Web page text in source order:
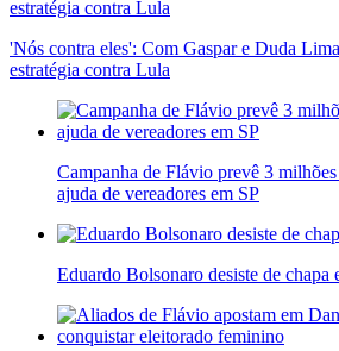
'Nós contra eles': Com Gaspar e Duda
estratégia contra Lula
Campanha de Flávio prevê 3
ajuda de vereadores em SP
Eduardo Bolsonaro desiste de chapa